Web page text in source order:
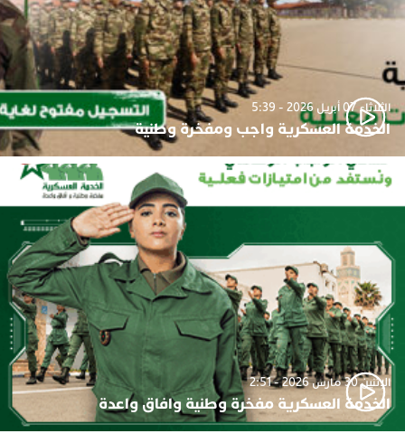
الثلاثاء 07 أبريل 2026 - 5:39
الخدمة العسكرية واجب ومفخرة وطنية
الإثنين 30 مارس 2026 - 2:51
الخدمة العسكرية مفخرة وطنية وافاق واعدة